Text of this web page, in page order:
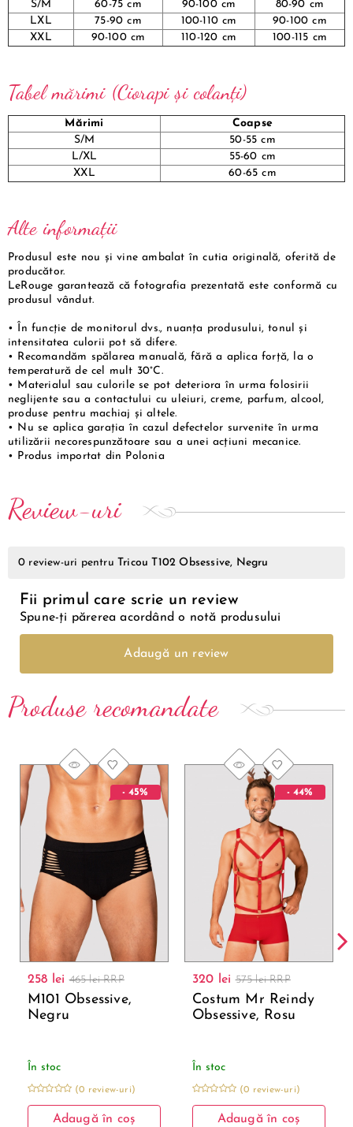
S/M 60-75 cm 90-100 cm
80-90 cm
LXL
75-90 cm 100-110 cm
90-100 cm
XXL
90-100 cm 110-120 cm 100-115 cm
Tabel mărimi (Ciorapi și colanți)
Mărimi
Coapse
S/M
50-55 cm
L/XL
55-60 cm
XXL
60-65 cm
Alte informații
Produsul este nou și vine ambalat în cutia originală, oferită de
producător.
LeRouge garantează că fotografia prezentată este conformă cu
produsul vândut.
• În funcție de monitorul dvs., nuanța produsului, tonul și
intensitatea culorii pot să difere.
• Recomandăm spălarea manuală, fără a aplica forță, la o
temperatură de cel mult 30°C.
• Materialul sau culorile se pot deteriora în urma folosirii
neglijente sau a contactului cu uleiuri, creme, parfum, alcool,
produse pentru machiaj și altele.
• Nu se aplica garația în cazul defectelor survenite în urma
utilizării necorespunzătoare sau a unei acțiuni mecanice.
• Produs importat din Polonia
Review-uri
0 review-uri pentru Tricou T102 Obsessive, Negru
Fii primul care scrie un review
Spune-ți părerea acordând o notă produsului
Adaugă un review
Produse recomandate
- 45%
258 lei465 lei RRP
M101 Obsessive,
Negru
În stoc
(0 review-uri)
Adaugă în coș
- 44%
320 lei575 lei RRP
Costum Mr Reindy
Obsessive, Rosu
În stoc
(0 review-uri)
Adaugă în coș